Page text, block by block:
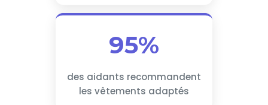
95%
des aidants recommandent
les vêtements adaptés